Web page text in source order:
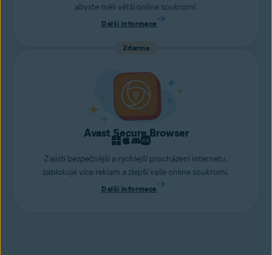
abyste měli větší online soukromí.
Další informace
Zdarma
Avast Secure Browser
Zajistí bezpečnější a rychlejší procházení internetu,
zablokuje více reklam a zlepší vaše online soukromí.
Další informace